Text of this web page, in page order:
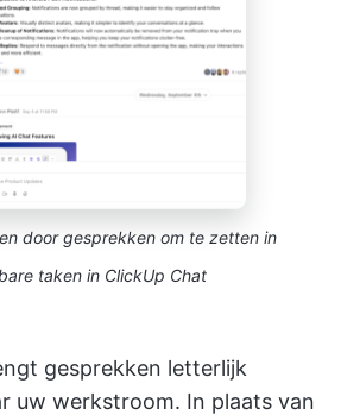
door gesprekken om te zetten in
taken in ClickUp Chat
gesprekken letterlijk
uw werkstroom. In plaats van